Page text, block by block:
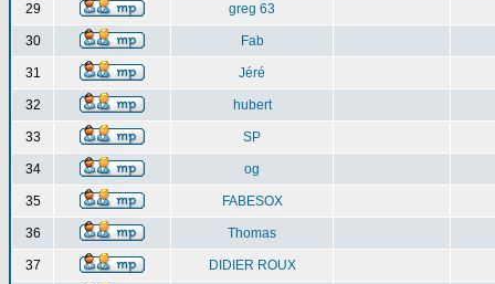
29 greg 63
30 Fab
31 Jéré
32 hubert
33 SP
34 og
35 FABESOX
36 Thomas
37 DIDIER ROUX